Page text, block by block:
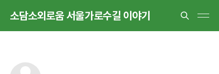
소담소외로움 서울가로수길 이야기